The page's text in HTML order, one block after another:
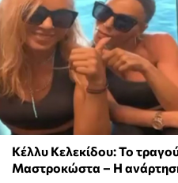
Κέλλυ Κελεκίδου: Το
Μαστροκώστα – Η